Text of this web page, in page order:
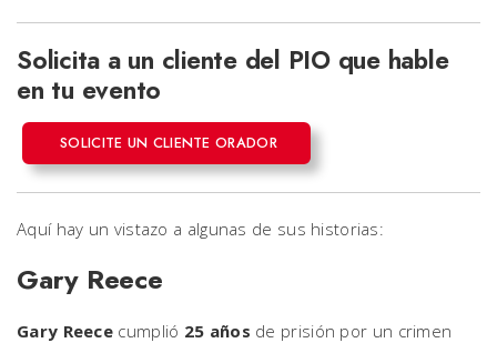
Solicita a un cliente del PIO que hable
en tu evento
SOLICITE UN CLIENTE ORADOR
Aquí hay un vistazo a algunas de sus historias:
Gary Reece
Gary Reece cumplió 25 años de prisión por un crimen